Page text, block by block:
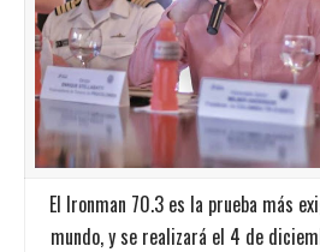
El Ironman 70.3 es la prueba más
mundo, y se realizará el 4 de